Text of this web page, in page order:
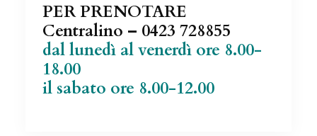
PER PRENOTARE
Centralino – 0423 728855
dal lunedì al venerdì ore 8.00-
18.00
il sabato ore 8.00-12.00